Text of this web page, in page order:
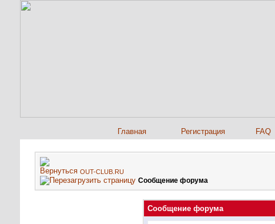
Главная Регистрация FAQ
OUT-CLUB.RU
Сообщение форума
Сообщение форума